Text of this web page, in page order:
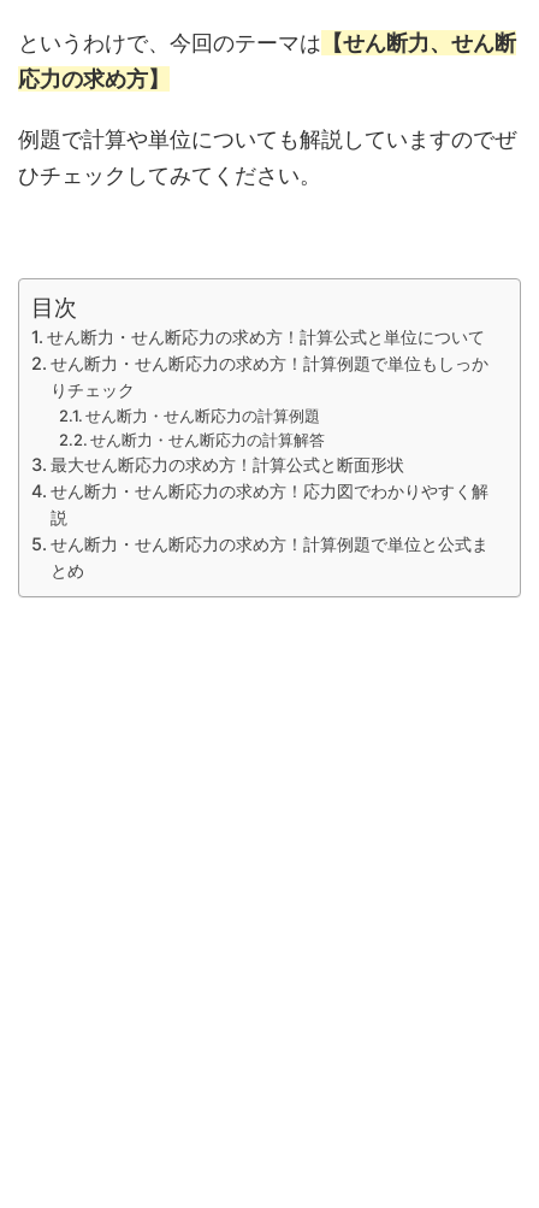
というわけで、今回のテーマは 【せん断力、せん断
応力の求め方】
例題で計算や単位についても解説していますのでぜ
ひチェックしてみてください。
目次
せん断力・せん断応力の求め方！計算公式と単位について
せん断力・せん断応力の求め方！計算例題で単位もしっか
りチェック
せん断力・せん断応力の計算例題
せん断力・せん断応力の計算解答
最大せん断応力の求め方！計算公式と断面形状
せん断力・せん断応力の求め方！応力図でわかりやすく解
説
せん断力・せん断応力の求め方！計算例題で単位と公式ま
とめ